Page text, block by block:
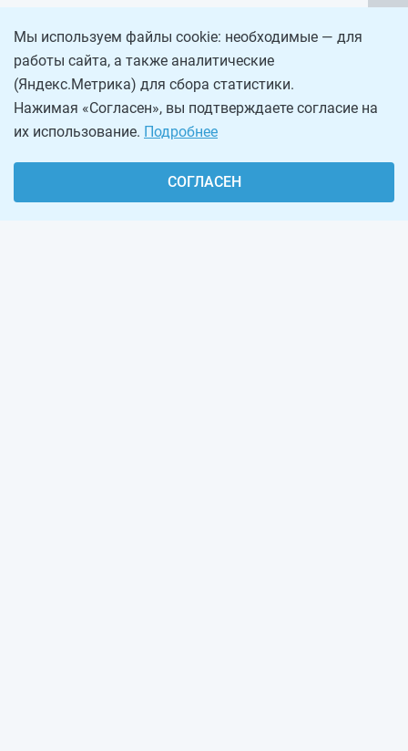
Мы используем файлы cookie: необходимые — для
работы сайта, а также аналитические
(Яндекс.Метрика) для сбора статистики.
Нажимая «Согласен», вы подтверждаете согласие на
их использование. Подробнее
СОГЛАСЕН